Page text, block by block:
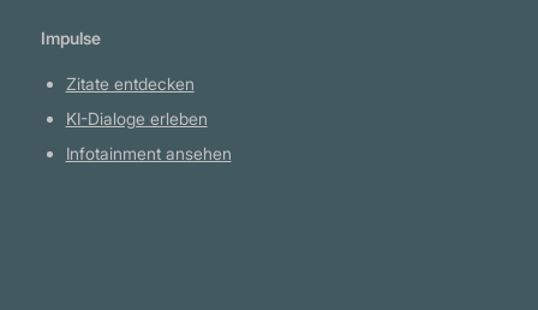
Impulse
Zitate entdecken
KI-Dialoge erleben
Infotainment ansehen